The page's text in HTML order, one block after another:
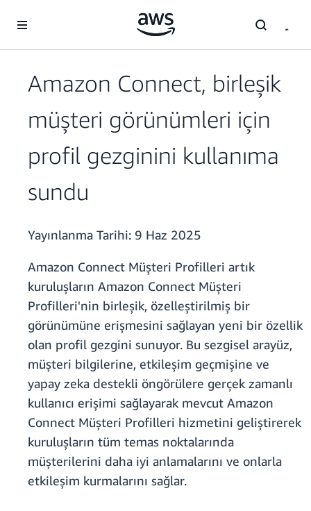
Amazon Connect, birleşik
müşteri görünümleri için
profil gezginini kullanıma
sundu
Yayınlanma Tarihi: 9 Haz 2025
Amazon Connect Müşteri Profilleri artık
kuruluşların Amazon Connect Müşteri
Profilleri'nin birleşik, özelleştirilmiş bir
görünümüne erişmesini sağlayan yeni bir özellik
olan profil gezgini sunuyor. Bu sezgisel arayüz,
müşteri bilgilerine, etkileşim geçmişine ve
yapay zeka destekli öngörülere gerçek zamanlı
kullanıcı erişimi sağlayarak mevcut Amazon
Connect Müşteri Profilleri hizmetini geliştirerek
kuruluşların tüm temas noktalarında
müşterilerini daha iyi anlamalarını ve onlarla
etkileşim kurmalarını sağlar.